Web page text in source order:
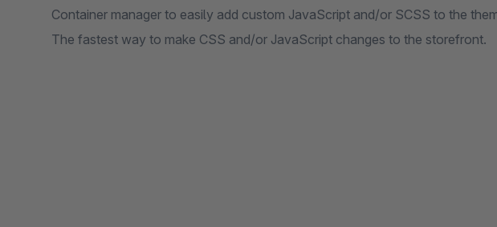
Container manager to easily add custom JavaScript and/or SCSS to the
The fastest way to make CSS and/or JavaScript changes to the storefront.